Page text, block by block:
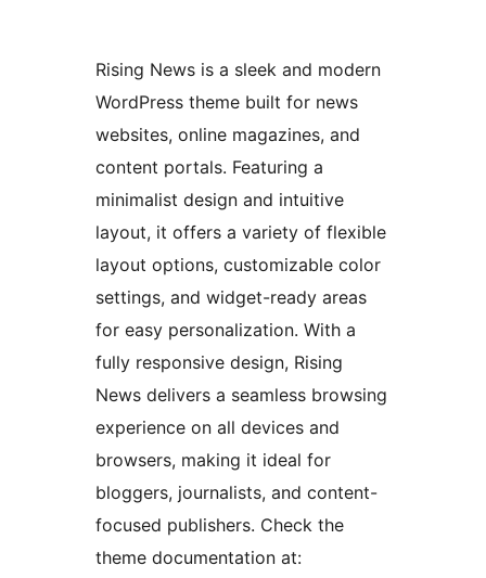
Rising News is a sleek and modern
WordPress theme built for news
websites, online magazines, and
content portals. Featuring a
minimalist design and intuitive
layout, it offers a variety of flexible
layout options, customizable color
settings, and widget-ready areas
for easy personalization. With a
fully responsive design, Rising
News delivers a seamless browsing
experience on all devices and
browsers, making it ideal for
bloggers, journalists, and content-
focused publishers. Check the
theme documentation at: